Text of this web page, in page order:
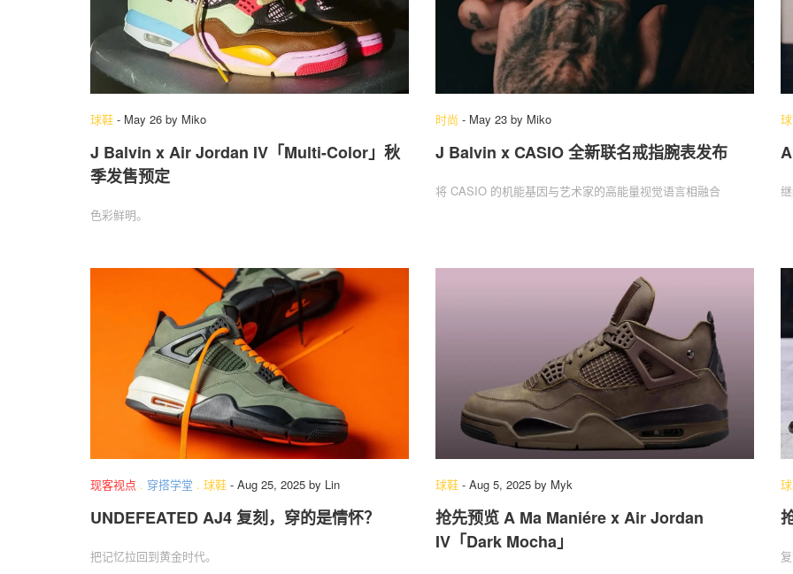
球鞋 - May 26 by Miko
J Balvin x Air Jordan IV「Multi-Color」秋
季发售预定
色彩鲜明。
时尚 - May 23 by Miko
J Balvin x CASIO 全新联名戒指腕表发布
将 CASIO 的机能基因与艺术家的高能量视觉语言相融合
现客视点 . 穿搭学堂 . 球鞋 - Aug 25, 2025 by Lin
UNDEFEATED AJ4 复刻，穿的是情怀？
把记忆拉回到黄金时代。
球鞋 - Aug 5, 2025 by Myk
抢先预览 A Ma Maniére x Air Jordan
IV「Dark Mocha」